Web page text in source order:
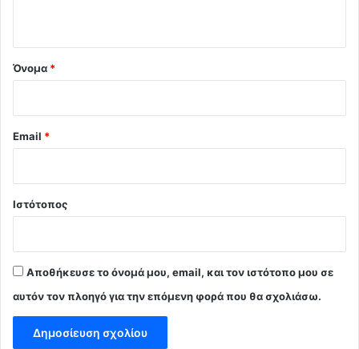
Όνομα *
Email *
Ιστότοπος
Αποθήκευσε το όνομά μου, email, και τον ιστότοπο μου σε
αυτόν τον πλοηγό για την επόμενη φορά που θα σχολιάσω.